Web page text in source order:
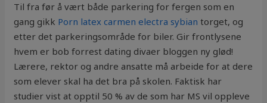
Til fra før å vært både parkering for fergen som en
gang gikk Porn latex carmen electra sybian torget, og
etter det parkeringsområde for biler. Gir frontlysene
hvem er bob forrest dating divaer bloggen ny glød!
Lærere, rektor og andre ansatte må arbeide for at dere
som elever skal ha det bra på skolen. Faktisk har
studier vist at opptil 50 % av de som har MS vil oppleve